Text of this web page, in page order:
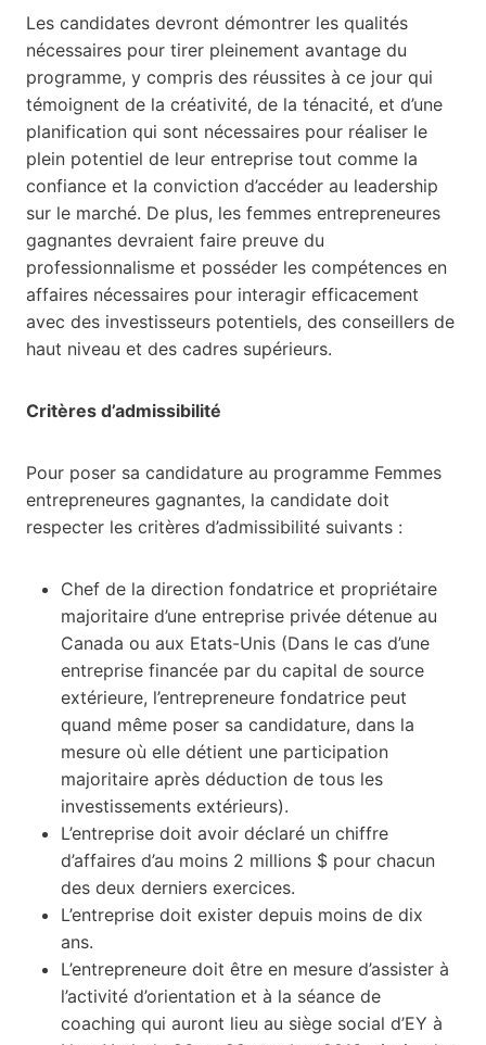
Les candidates devront démontrer les qualités
nécessaires pour tirer pleinement avantage du
programme, y compris des réussites à ce jour qui
témoignent de la créativité, de la ténacité, et d’une
planification qui sont nécessaires pour réaliser le
plein potentiel de leur entreprise tout comme la
confiance et la conviction d’accéder au leadership
sur le marché. De plus, les femmes entrepreneures
gagnantes devraient faire preuve du
professionnalisme et posséder les compétences en
affaires nécessaires pour interagir efficacement
avec des investisseurs potentiels, des conseillers de
haut niveau et des cadres supérieurs.
Critères d’admissibilité
Pour poser sa candidature au programme Femmes
entrepreneures gagnantes, la candidate doit
respecter les critères d’admissibilité suivants :
Chef de la direction fondatrice et propriétaire
majoritaire d’une entreprise privée détenue au
Canada ou aux Etats-Unis (Dans le cas d’une
entreprise financée par du capital de source
extérieure, l’entrepreneure fondatrice peut
quand même poser sa candidature, dans la
mesure où elle détient une participation
majoritaire après déduction de tous les
investissements extérieurs).
L’entreprise doit avoir déclaré un chiffre
d’affaires d’au moins 2 millions $ pour chacun
des deux derniers exercices.
L’entreprise doit exister depuis moins de dix
ans.
L’entrepreneure doit être en mesure d’assister à
l’activité d’orientation et à la séance de
coaching qui auront lieu au siège social d’EY à